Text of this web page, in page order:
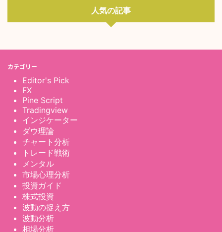
人気の記事
カテゴリー
Editor's Pick
FX
Pine Script
Tradingview
インジケーター
ダウ理論
チャート分析
トレード戦術
メンタル
市場心理分析
投資ガイド
株式投資
波動の捉え方
波動分析
相場分析